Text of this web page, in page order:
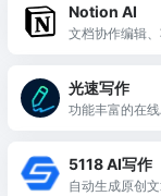
Notion AI
文档协作编辑
光速写作
功能丰富的在
5118 AI写作
自动生成原创